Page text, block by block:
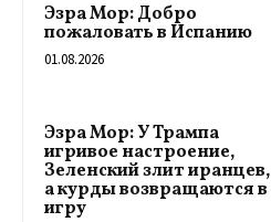
Эзра Мор: Добро
пожаловать в Испанию
01.08.2026
Эзра Мор: У Трампа
игривое настроение,
Зеленский злит иранцев,
а курды возвращаются в
игру